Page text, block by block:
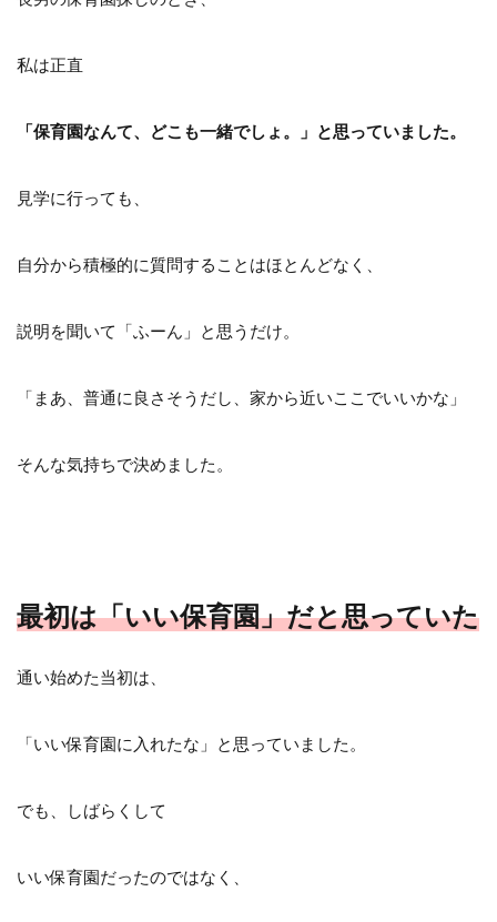
私は正直
「保育園なんて、どこも一緒でしょ。」と思っていました。
見学に行っても、
自分から積極的に質問することはほとんどなく、
説明を聞いて「ふーん」と思うだけ。
「まあ、普通に良さそうだし、家から近いここでいいかな」
そんな気持ちで決めました。
最初は「いい保育園」だと思っていた
通い始めた当初は、
「いい保育園に入れたな」と思っていました。
でも、しばらくして
いい保育園だったのではなく、